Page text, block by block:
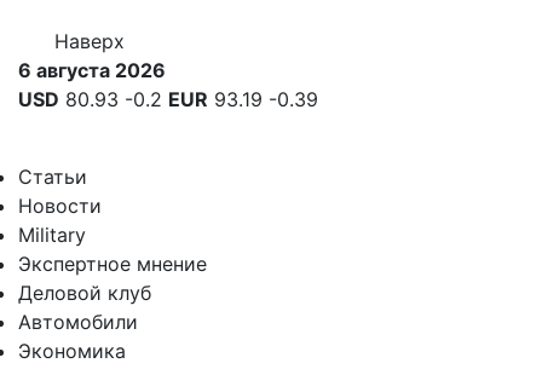
Наверх
6 августа 2026
USD 80.93 -0.2 EUR 93.19 -0.39
Статьи
Новости
Military
Экспертное мнение
Деловой клуб
Автомобили
Экономика